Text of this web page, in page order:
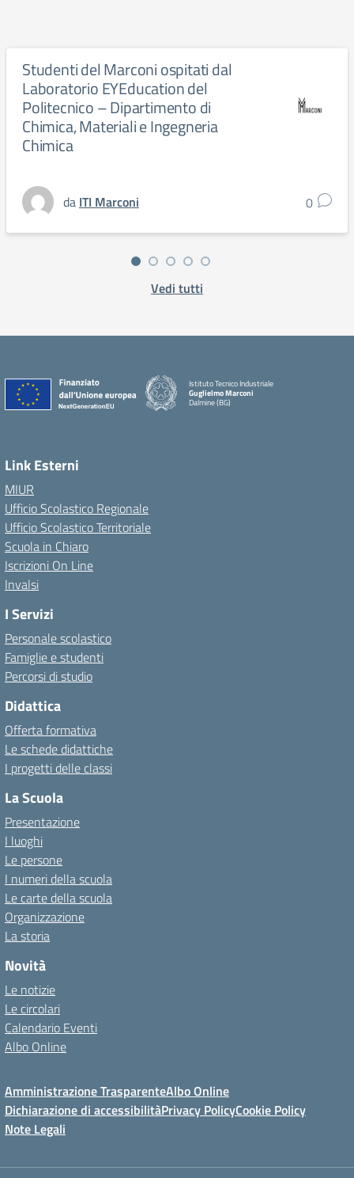
Studenti del Marconi ospitati dal
Laboratorio EYEducation del
Politecnico – Dipartimento di
Chimica, Materiali e Ingegneria
Chimica
da ITI Marconi 0
Vedi tutti
Istituto Tecnico Industriale
Guglielmo Marconi
Dalmine (BG)
Link Esterni
MIUR
Ufficio Scolastico Regionale
Ufficio Scolastico Territoriale
Scuola in Chiaro
Iscrizioni On Line
Invalsi
I Servizi
Personale scolastico
Famiglie e studenti
Percorsi di studio
Didattica
Offerta formativa
Le schede didattiche
I progetti delle classi
La Scuola
Presentazione
I luoghi
Le persone
I numeri della scuola
Le carte della scuola
Organizzazione
La storia
Novità
Le notizie
Le circolari
Calendario Eventi
Albo Online
Amministrazione TrasparenteAlbo Online
Dichiarazione di accessibilitàPrivacy PolicyCookie Policy
Note Legali